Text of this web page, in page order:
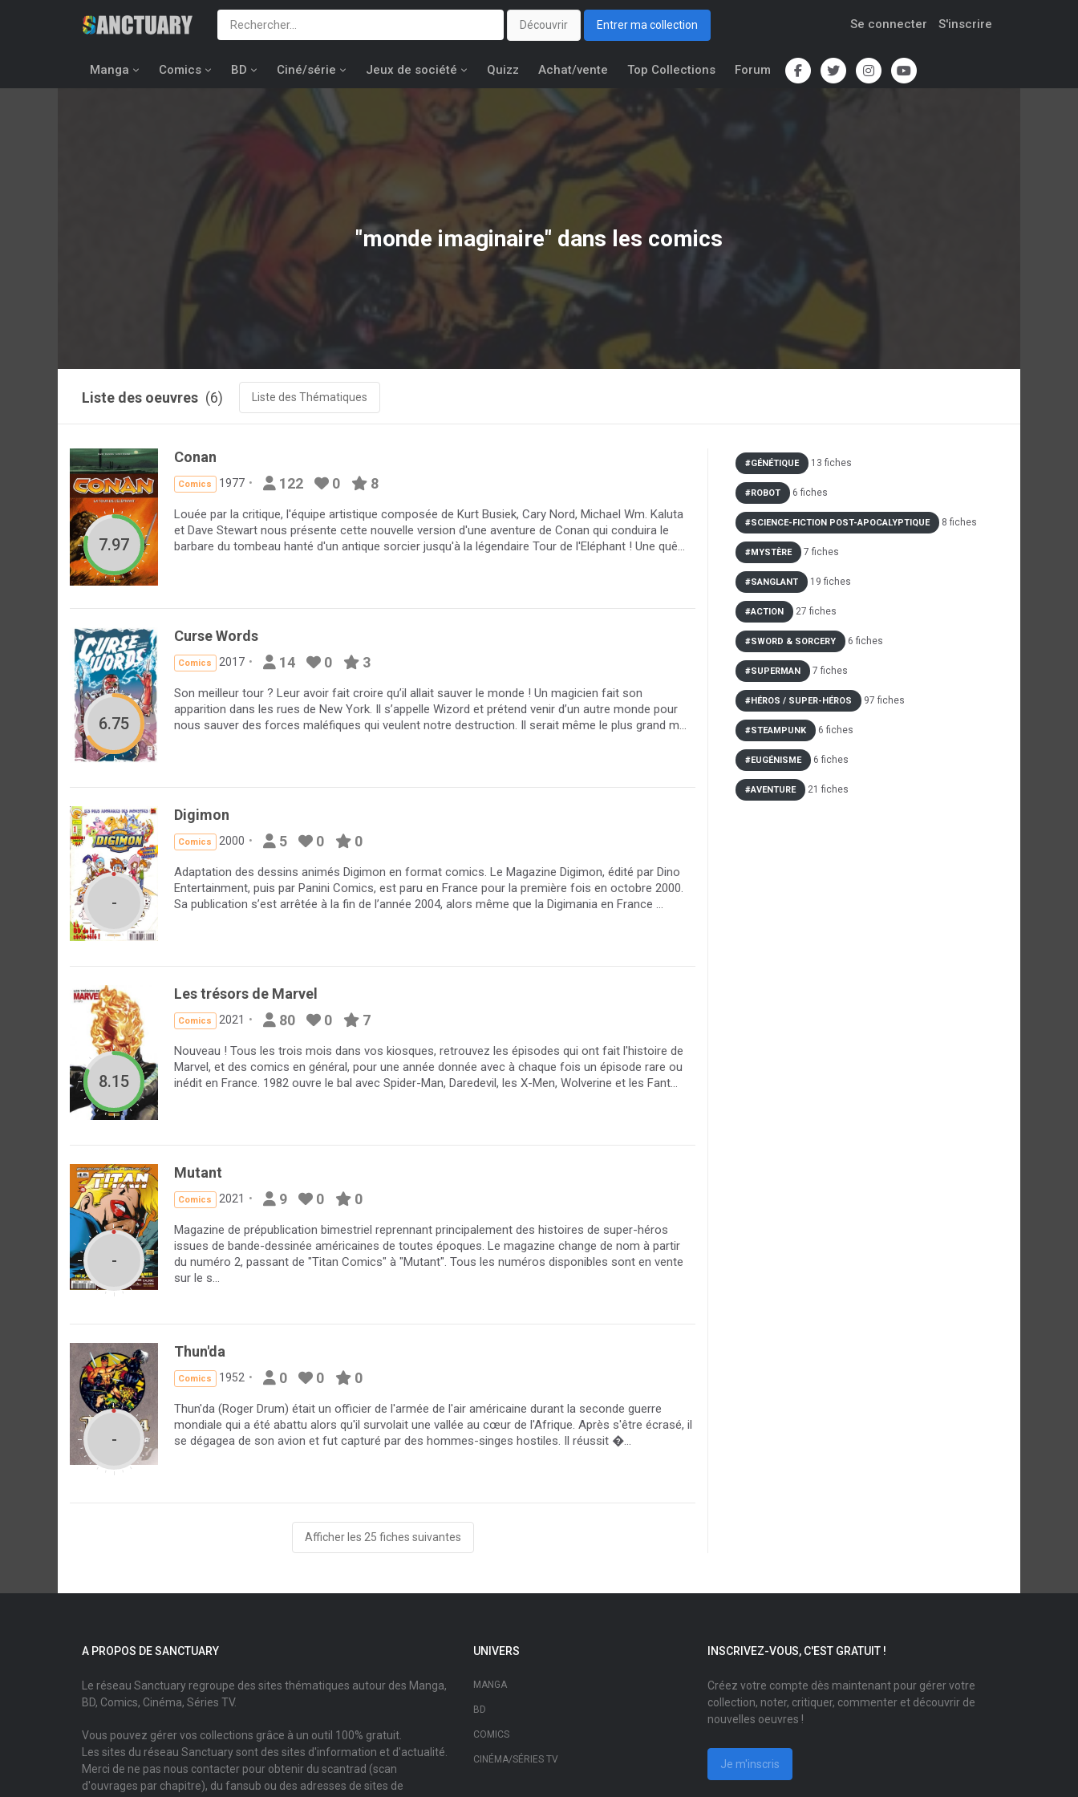
Découvrir Entrer ma collection Se connecter S'inscrire
Manga Comics BD Ciné/série Jeux de société Quizz Achat/vente Top Collections Forum
"monde imaginaire" dans les comics
Liste des oeuvres (6) Liste des Thématiques
7.97
Conan
Comics 1977 122 0 8
Louée par la critique, l'équipe artistique composée de Kurt Busiek, Cary Nord, Michael Wm. Kaluta
et Dave Stewart nous présente cette nouvelle version d'une aventure de Conan qui conduira le
barbare du tombeau hanté d'un antique sorcier jusqu'à la légendaire Tour de l'Eléphant ! Une quê...
6.75
Curse Words
Comics 2017 14 0 3
Son meilleur tour ? Leur avoir fait croire qu’il allait sauver le monde ! Un magicien fait son
apparition dans les rues de New York. Il s’appelle Wizord et prétend venir d’un autre monde pour
nous sauver des forces maléfiques qui veulent notre destruction. Il serait même le plus grand m...
-
Digimon
Comics 2000 5 0 0
Adaptation des dessins animés Digimon en format comics. Le Magazine Digimon, édité par Dino
Entertainment, puis par Panini Comics, est paru en France pour la première fois en octobre 2000.
Sa publication s’est arrêtée à la fin de l’année 2004, alors même que la Digimania en France ...
8.15
Les trésors de Marvel
Comics 2021 80 0 7
Nouveau ! Tous les trois mois dans vos kiosques, retrouvez les épisodes qui ont fait l'histoire de
Marvel, et des comics en général, pour une année donnée avec à chaque fois un épisode rare ou
inédit en France. 1982 ouvre le bal avec Spider-Man, Daredevil, les X-Men, Wolverine et les Fant...
-
Mutant
Comics 2021 9 0 0
Magazine de prépublication bimestriel reprennant principalement des histoires de super-héros
issues de bande-dessinée américaines de toutes époques. Le magazine change de nom à partir
du numéro 2, passant de "Titan Comics" à "Mutant". Tous les numéros disponibles sont en vente
sur le s...
-
Thun'da
Comics 1952 0 0 0
Thun'da (Roger Drum) était un officier de l'armée de l'air américaine durant la seconde guerre
mondiale qui a été abattu alors qu'il survolait une vallée au cœur de l'Afrique. Après s'être écrasé, il
se dégagea de son avion et fut capturé par des hommes-singes hostiles. Il réussit �...
Afficher les 25 fiches suivantes
#GÉNÉTIQUE 13 fiches
#ROBOT 6 fiches
#SCIENCE-FICTION POST-APOCALYPTIQUE 8 fiches
#MYSTÈRE 7 fiches
#SANGLANT 19 fiches
#ACTION 27 fiches
#SWORD & SORCERY 6 fiches
#SUPERMAN 7 fiches
#HÉROS / SUPER-HÉROS 97 fiches
#STEAMPUNK 6 fiches
#EUGÉNISME 6 fiches
#AVENTURE 21 fiches
A PROPOS DE SANCTUARY
Le réseau Sanctuary regroupe des sites thématiques autour des Manga,
BD, Comics, Cinéma, Séries TV.
Vous pouvez gérer vos collections grâce à un outil 100% gratuit.
Les sites du réseau Sanctuary sont des sites d'information et d'actualité.
Merci de ne pas nous contacter pour obtenir du scantrad (scan
d'ouvrages par chapitre), du fansub ou des adresses de sites de
UNIVERS
MANGA
BD
COMICS
CINÉMA/SÉRIES TV
INSCRIVEZ-VOUS, C'EST GRATUIT !
Créez votre compte dès maintenant pour gérer votre
collection, noter, critiquer, commenter et découvrir de
nouvelles oeuvres !
Je m'inscris